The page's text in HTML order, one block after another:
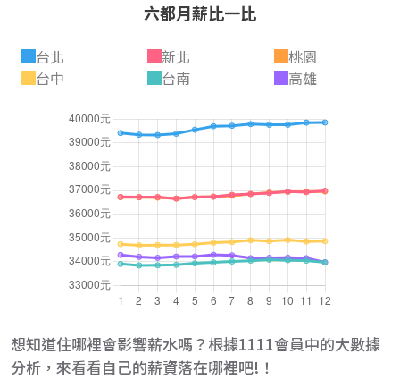
六都月薪比一比
台北 新北
桃園
台中
台南 高雄
想知道住哪裡會影響薪水嗎？根據1111會員中的大數據
分析，來看看自己的薪資落在哪裡吧!！